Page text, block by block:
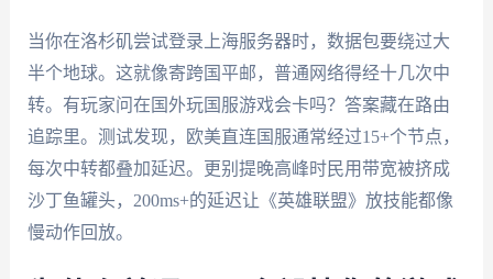
当你在洛杉矶尝试登录上海服务器时，数据包要绕过大
半个地球。这就像寄跨国平邮，普通网络得经十几次中
转。有玩家问在国外玩国服游戏会卡吗？答案藏在路由
追踪里。测试发现，欧美直连国服通常经过15+个节点，
每次中转都叠加延迟。更别提晚高峰时民用带宽被挤成
沙丁鱼罐头，200ms+的延迟让《英雄联盟》放技能都像
慢动作回放。